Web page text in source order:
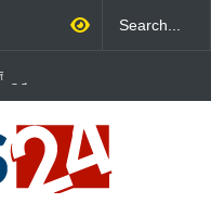
দল থেকে বহিষ্কার